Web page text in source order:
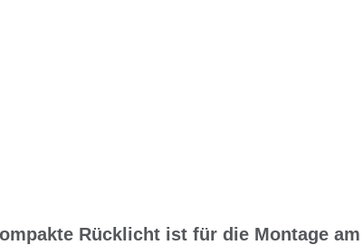
Rücklicht ist für die Montage